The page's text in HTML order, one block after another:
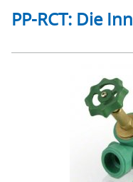
PP-RCT: Die